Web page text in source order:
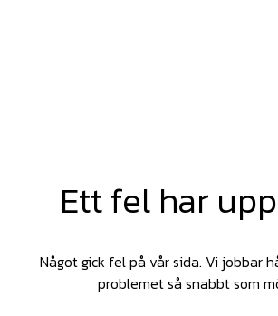
Ett fel har
Något gick fel på vår sida. Vi jobbar
problemet så snabbt som